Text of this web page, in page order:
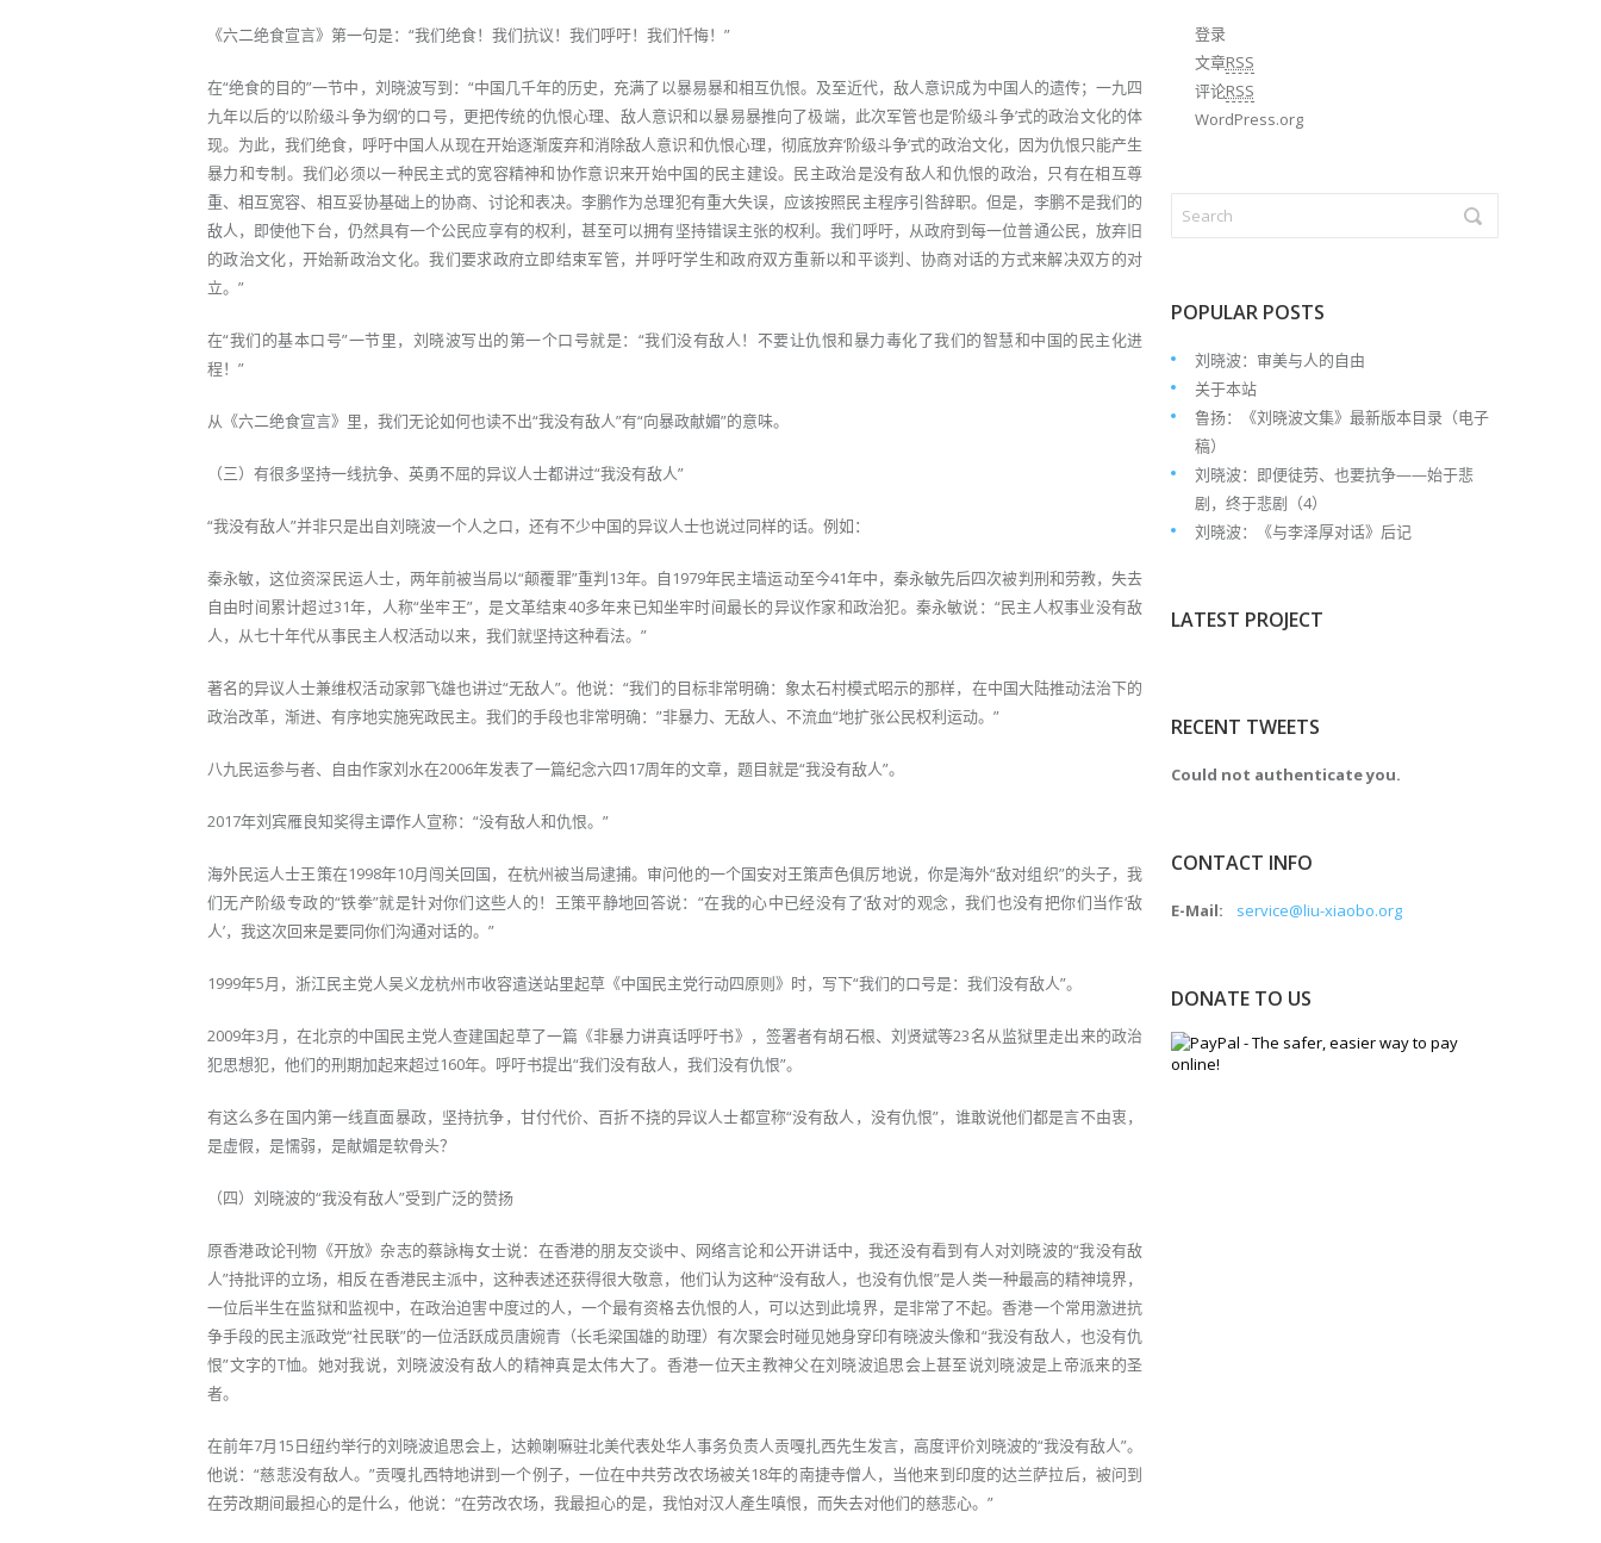
《六二绝食宣言》第一句是：“我们绝食！我们抗议！我们呼吁！我们忏悔！”
在“绝食的目的”一节中，刘晓波写到：“中国几千年的历史，充满了以暴易暴和相互仇恨。及至近代，敌人意识成为中国人的遗传；一九四
九年以后的‘以阶级斗争为纲’的口号，更把传统的仇恨心理、敌人意识和以暴易暴推向了极端，此次军管也是‘阶级斗争’式的政治文化的体
现。为此，我们绝食，呼吁中国人从现在开始逐渐废弃和消除敌人意识和仇恨心理，彻底放弃‘阶级斗争’式的政治文化，因为仇恨只能产生
暴力和专制。我们必须以一种民主式的宽容精神和协作意识来开始中国的民主建设。民主政治是没有敌人和仇恨的政治，只有在相互尊
重、相互宽容、相互妥协基础上的协商、讨论和表决。李鹏作为总理犯有重大失误，应该按照民主程序引咎辞职。但是，李鹏不是我们的
敌人，即使他下台，仍然具有一个公民应享有的权利，甚至可以拥有坚持错误主张的权利。我们呼吁，从政府到每一位普通公民，放弃旧
的政治文化，开始新政治文化。我们要求政府立即结束军管，并呼吁学生和政府双方重新以和平谈判、协商对话的方式来解决双方的对
立。”
在“我们的基本口号”一节里，刘晓波写出的第一个口号就是：“我们没有敌人！不要让仇恨和暴力毒化了我们的智慧和中国的民主化进
程！”
从《六二绝食宣言》里，我们无论如何也读不出“我没有敌人”有“向暴政献媚”的意味。
（三）有很多坚持一线抗争、英勇不屈的异议人士都讲过“我没有敌人”
“我没有敌人”并非只是出自刘晓波一个人之口，还有不少中国的异议人士也说过同样的话。例如：
秦永敏，这位资深民运人士，两年前被当局以“颠覆罪”重判13年。自1979年民主墙运动至今41年中，秦永敏先后四次被判刑和劳教，失去
自由时间累计超过31年，人称“坐牢王”，是文革结束40多年来已知坐牢时间最长的异议作家和政治犯。秦永敏说：“民主人权事业没有敌
人，从七十年代从事民主人权活动以来，我们就坚持这种看法。”
著名的异议人士兼维权活动家郭飞雄也讲过“无敌人”。他说：“我们的目标非常明确：象太石村模式昭示的那样，在中国大陆推动法治下的
政治改革，渐进、有序地实施宪政民主。我们的手段也非常明确：”非暴力、无敌人、不流血“地扩张公民权利运动。”
八九民运参与者、自由作家刘水在2006年发表了一篇纪念六四17周年的文章，题目就是“我没有敌人”。
2017年刘宾雁良知奖得主谭作人宣称：“没有敌人和仇恨。”
海外民运人士王策在1998年10月闯关回国，在杭州被当局逮捕。审问他的一个国安对王策声色俱厉地说，你是海外“敌对组织”的头子，我
们无产阶级专政的“铁拳”就是针对你们这些人的！王策平静地回答说：“在我的心中已经没有了‘敌对’的观念，我们也没有把你们当作‘敌
人’，我这次回来是要同你们沟通对话的。”
1999年5月，浙江民主党人吴义龙杭州市收容遣送站里起草《中国民主党行动四原则》时，写下“我们的口号是：我们没有敌人”。
2009年3月，在北京的中国民主党人查建国起草了一篇《非暴力讲真话呼吁书》，签署者有胡石根、刘贤斌等23名从监狱里走出来的政治
犯思想犯，他们的刑期加起来超过160年。呼吁书提出“我们没有敌人，我们没有仇恨”。
有这么多在国内第一线直面暴政，坚持抗争，甘付代价、百折不挠的异议人士都宣称“没有敌人，没有仇恨”，谁敢说他们都是言不由衷，
是虚假，是懦弱，是献媚是软骨头？
（四）刘晓波的“我没有敌人”受到广泛的赞扬
原香港政论刊物《开放》杂志的蔡詠梅女士说：在香港的朋友交谈中、网络言论和公开讲话中，我还没有看到有人对刘晓波的“我没有敌
人”持批评的立场，相反在香港民主派中，这种表述还获得很大敬意，他们认为这种“没有敌人，也没有仇恨”是人类一种最高的精神境界，
一位后半生在监狱和监视中，在政治迫害中度过的人，一个最有资格去仇恨的人，可以达到此境界，是非常了不起。香港一个常用激进抗
争手段的民主派政党“社民联”的一位活跃成员唐婉青（长毛梁国雄的助理）有次聚会时碰见她身穿印有晓波头像和“我没有敌人，也没有仇
恨”文字的T恤。她对我说，刘晓波没有敌人的精神真是太伟大了。香港一位天主教神父在刘晓波追思会上甚至说刘晓波是上帝派来的圣
者。
在前年7月15日纽约举行的刘晓波追思会上，达赖喇嘛驻北美代表处华人事务负责人贡嘎扎西先生发言，高度评价刘晓波的“我没有敌人”。
他说：“慈悲没有敌人。”贡嘎扎西特地讲到一个例子，一位在中共劳改农场被关18年的南捷寺僧人，当他来到印度的达兰萨拉后，被问到
在劳改期间最担心的是什么，他说：“在劳改农场，我最担心的是，我怕对汉人產生嗔恨，而失去对他们的慈悲心。”
登录
文章RSS
评论RSS
WordPress.org
POPULAR POSTS
刘晓波：审美与人的自由
关于本站
鲁扬：《刘晓波文集》最新版本目录（电子
稿）
刘晓波：即便徒劳、也要抗争——始于悲
剧，终于悲剧（4）
刘晓波：《与李泽厚对话》后记
LATEST PROJECT
RECENT TWEETS
Could not authenticate you.
CONTACT INFO
E-Mail: service@liu-xiaobo.org
DONATE TO US